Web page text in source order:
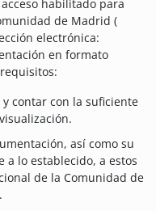
habilitado para
de Madrid (
electrónica:
en formato
contar con la suficiente
así como su
a lo establecido, a estos
de la Comunidad de